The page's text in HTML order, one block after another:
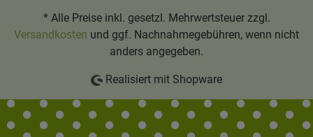
* Alle Preise inkl. gesetzl. Mehrwertsteuer zzgl.
Versandkosten und ggf. Nachnahmegebühren, wenn nicht
anders angegeben.
Realisiert mit Shopware